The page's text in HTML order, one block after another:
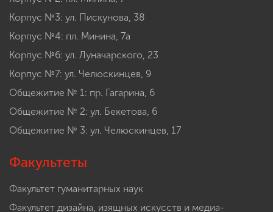
Корпус №3: ул. Пискунова, 38
Корпус №4: пл. Минина, 7а
Корпус №6: ул. Луначарского, 23
Корпус №7: ул. Челюскинцев, 9
Общежитие № 1: пр. Гагарина, 6
Общежитие № 2: ул. Бекетова, 6
Общежитие № 3: ул. Челюскинцев, 17
Факультеты
Факультет гуманитарных наук
Факультет дизайна, изящных искусств и медиа-